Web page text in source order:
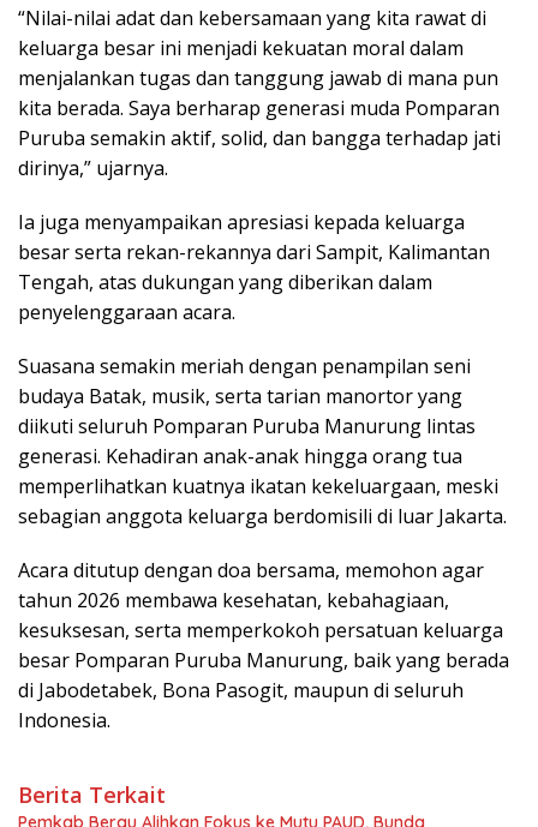
“Nilai-nilai adat dan kebersamaan yang kita rawat di
keluarga besar ini menjadi kekuatan moral dalam
menjalankan tugas dan tanggung jawab di mana pun
kita berada. Saya berharap generasi muda Pomparan
Puruba semakin aktif, solid, dan bangga terhadap jati
dirinya,” ujarnya.
Ia juga menyampaikan apresiasi kepada keluarga
besar serta rekan-rekannya dari Sampit, Kalimantan
Tengah, atas dukungan yang diberikan dalam
penyelenggaraan acara.
Suasana semakin meriah dengan penampilan seni
budaya Batak, musik, serta tarian manortor yang
diikuti seluruh Pomparan Puruba Manurung lintas
generasi. Kehadiran anak-anak hingga orang tua
memperlihatkan kuatnya ikatan kekeluargaan, meski
sebagian anggota keluarga berdomisili di luar Jakarta.
Acara ditutup dengan doa bersama, memohon agar
tahun 2026 membawa kesehatan, kebahagiaan,
kesuksesan, serta memperkokoh persatuan keluarga
besar Pomparan Puruba Manurung, baik yang berada
di Jabodetabek, Bona Pasogit, maupun di seluruh
Indonesia.
Berita Terkait
Pemkab Berau Alihkan Fokus ke Mutu PAUD, Bunda